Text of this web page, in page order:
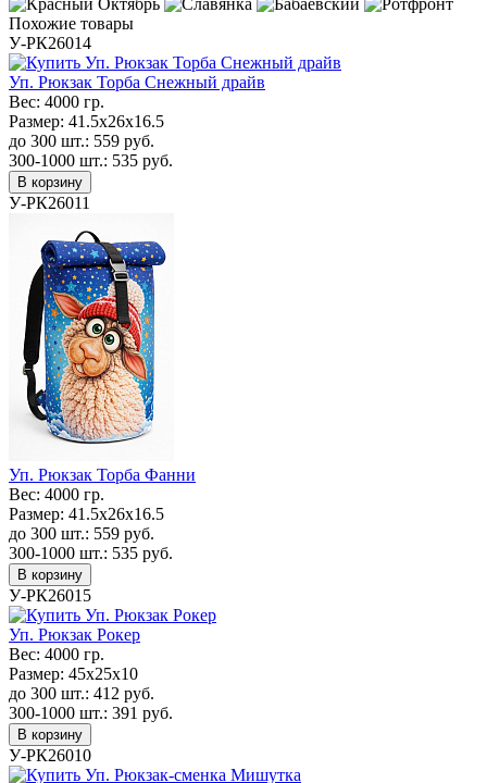
Похожие товары
У-РК26014
Уп. Рюкзак Торба Снежный драйв
Вес: 4000 гр.
Размер: 41.5х26х16.5
до 300 шт.: 559 руб.
300-1000 шт.: 535 руб.
В корзину
У-РК26011
Уп. Рюкзак Торба Фанни
Вес: 4000 гр.
Размер: 41.5х26х16.5
до 300 шт.: 559 руб.
300-1000 шт.: 535 руб.
В корзину
У-РК26015
Уп. Рюкзак Рокер
Вес: 4000 гр.
Размер: 45х25х10
до 300 шт.: 412 руб.
300-1000 шт.: 391 руб.
В корзину
У-РК26010